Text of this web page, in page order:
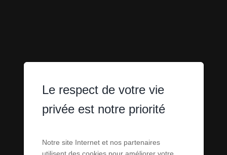
MAISONS -
VILLAS À
Le respect de votre vie
privée est notre priorité
Notre site Internet et nos partenaires
utilisent des cookies pour améliorer votre